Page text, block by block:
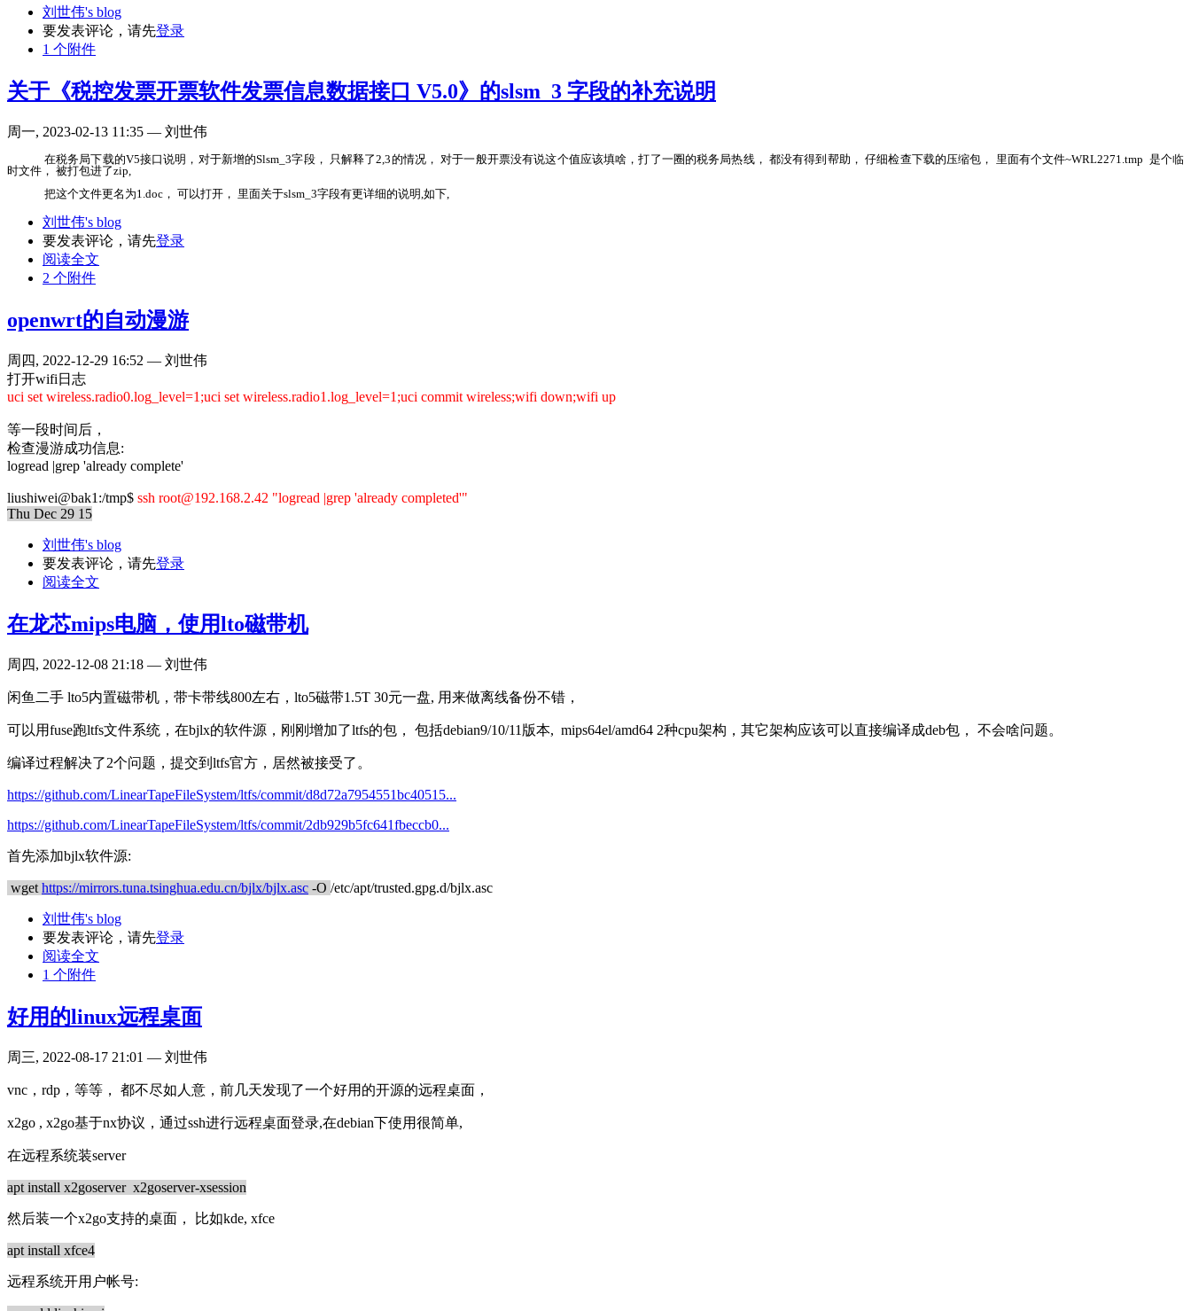
刘世伟's blog
要发表评论，请先登录
1 个附件
关于《税控发票开票软件发票信息数据接口 V5.0》的slsm_3 字段的补充说明
周一, 2023-02-13 11:35 — 刘世伟
在税务局下载的V5接口说明，对于新增的Slsm_3字段， 只解释了2,3的情况， 对于一般开票没有说这个值应该填啥，打了一圈的税务局热线， 都没有得到帮助， 仔细检查下载的压缩包， 里面有个文件~WRL2271.tmp 是个临
时文件， 被打包进了zip,
把这个文件更名为1.doc， 可以打开， 里面关于slsm_3字段有更详细的说明,如下,
刘世伟's blog
要发表评论，请先登录
阅读全文
2 个附件
openwrt的自动漫游
周四, 2022-12-29 16:52 — 刘世伟
打开wifi日志
uci set wireless.radio0.log_level=1;uci set wireless.radio1.log_level=1;uci commit wireless;wifi down;wifi up
等一段时间后，
检查漫游成功信息:
logread |grep 'already complete'
liushiwei@bak1:/tmp$ ssh root@192.168.2.42 "logread |grep 'already completed'"
Thu Dec 29 15
刘世伟's blog
要发表评论，请先登录
阅读全文
在龙芯mips电脑，使用lto磁带机
周四, 2022-12-08 21:18 — 刘世伟
闲鱼二手 lto5内置磁带机，带卡带线800左右，lto5磁带1.5T 30元一盘, 用来做离线备份不错，
可以用fuse跑ltfs文件系统，在bjlx的软件源，刚刚增加了ltfs的包， 包括debian9/10/11版本, mips64el/amd64 2种cpu架构，其它架构应该可以直接编译成deb包， 不会啥问题。
编译过程解决了2个问题，提交到ltfs官方，居然被接受了。
https://github.com/LinearTapeFileSystem/ltfs/commit/d8d72a7954551bc40515...
https://github.com/LinearTapeFileSystem/ltfs/commit/2db929b5fc641fbeccb0...
首先添加bjlx软件源:
wget https://mirrors.tuna.tsinghua.edu.cn/bjlx/bjlx.asc -O /etc/apt/trusted.gpg.d/bjlx.asc
刘世伟's blog
要发表评论，请先登录
阅读全文
1 个附件
好用的linux远程桌面
周三, 2022-08-17 21:01 — 刘世伟
vnc，rdp，等等， 都不尽如人意，前几天发现了一个好用的开源的远程桌面，
x2go , x2go基于nx协议，通过ssh进行远程桌面登录,在debian下使用很简单,
在远程系统装server
apt install x2goserver x2goserver-xsession
然后装一个x2go支持的桌面， 比如kde, xfce
apt install xfce4
远程系统开用户帐号: